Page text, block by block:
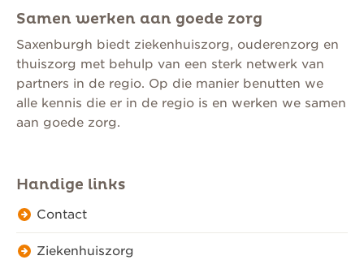
Samen werken aan goede zorg
Saxenburgh biedt ziekenhuiszorg, ouderenzorg en
thuiszorg met behulp van een sterk netwerk van
partners in de regio. Op die manier benutten we
alle kennis die er in de regio is en werken we samen
aan goede zorg.
Handige links
Contact
Ziekenhuiszorg